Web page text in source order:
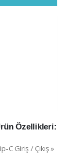
Özellikleri:
C Giriş / Çıkış »